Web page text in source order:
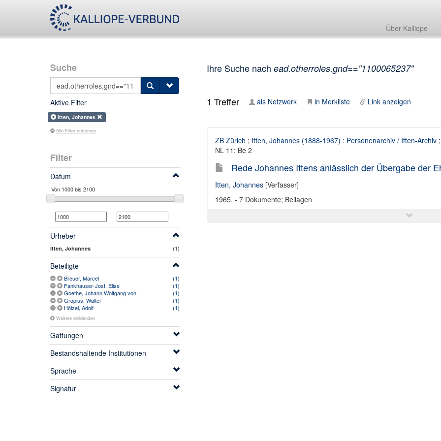
Über Kalliope
Suche
Aktive Filter
Itten, Johannes
Alle Filter entfernen
Filter
Datum
Urheber
Itten, Johannes (1)
Beteiligte
Breuer, Marcel
(1)
Fankhauser-Jost, Elise
(1)
Goethe, Johann Wolfgang von
(1)
Gropius, Walter
(1)
Hölzel, Adolf
(1)
Weitere einblenden
Gattungen
Bestandshaltende Institutionen
Sprache
Signatur
Ihre Suche nach ead.otherroles.gnd=="1100065237"
1 Treffer als Netzwerk in Merkliste Link anzeigen
ZB Zürich ; Itten, Johannes (1888-1967) : Personenarchiv / Itten-Archiv
NL 11: Be 2
Rede Johannes Ittens anlässlich der Übergabe der
Itten, Johannes[Verfasser]
1965. - 7 Dokumente; Beilagen